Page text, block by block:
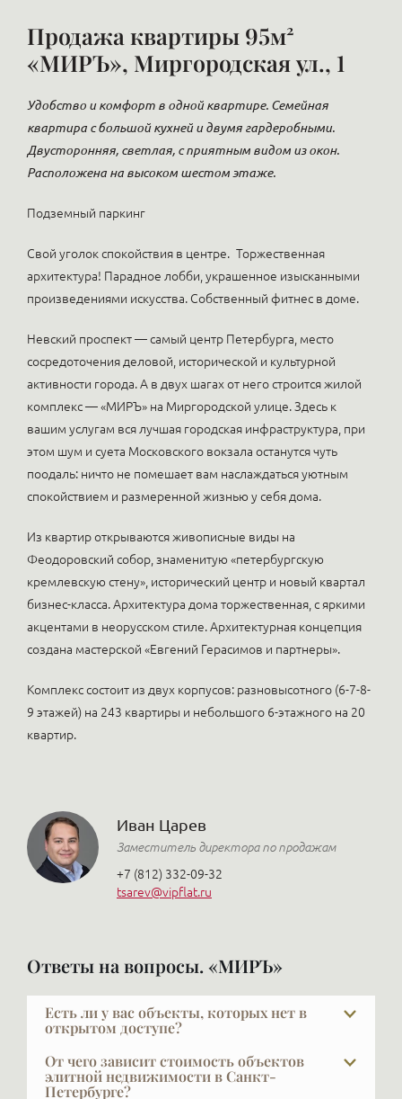
Продажа квартиры 95м²
«МИРЪ», Миргородская ул., 1
Удобство и комфорт в одной квартире. Семейная
квартира с большой кухней и двумя гардеробными.
Двусторонняя, светлая, с приятным видом из окон.
Расположена на высоком шестом этаже.
Подземный паркинг
Свой уголок спокойствия в центре. Торжественная
архитектура! Парадное лобби, украшенное изысканными
произведениями искусства. Собственный фитнес в доме.
Невский проспект — самый центр Петербурга, место
сосредоточения деловой, исторической и культурной
активности города. А в двух шагах от него строится жилой
комплекс — «МИРЪ» на Миргородской улице. Здесь к
вашим услугам вся лучшая городская инфраструктура, при
этом шум и суета Московского вокзала останутся чуть
поодаль: ничто не помешает вам наслаждаться уютным
спокойствием и размеренной жизнью у себя дома.
Из квартир открываются живописные виды на
Феодоровский собор, знаменитую «петербургскую
кремлевскую стену», исторический центр и новый квартал
бизнес-класса. Архитектура дома торжественная, с яркими
акцентами в неорусском стиле. Архитектурная концепция
создана мастерской «Евгений Герасимов и партнеры».
Комплекс состоит из двух корпусов: разновысотного (6-7-8-
9 этажей) на 243 квартиры и небольшого 6-этажного на 20
квартир.
Иван Царев
Заместитель директора по продажам
+7 (812) 332-09-32
tsarev@vipflat.ru
Ответы на вопросы. «МИРЪ»
Есть ли у вас объекты, которых нет в
открытом доступе?
В элите далеко не всё есть в открытой рекламе, и
это объяснимо: часть наших клиентов не хочет,
чтобы кто-то знал, что они планируют продавать
От чего зависит стоимость объектов
элитной недвижимости в Санкт-
Петербурге?